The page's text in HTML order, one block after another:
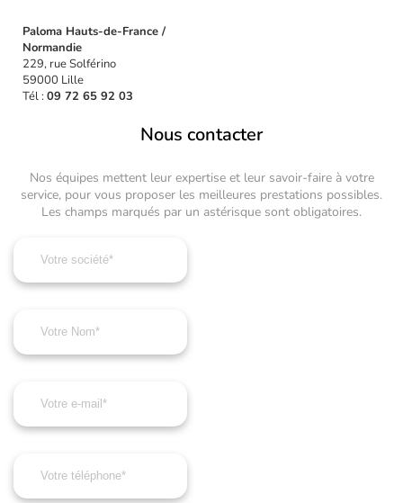
Paloma Hauts-de-France /
Normandie
229, rue Solférino
59000 Lille
Tél : 09 72 65 92 03
Nous contacter
Nos équipes mettent leur expertise et leur savoir-faire à votre
service, pour vous proposer les meilleures prestations possibles.
Les champs marqués par un astérisque sont obligatoires.